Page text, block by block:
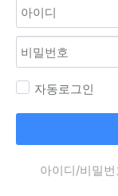
자동로그인
아이디/비밀번